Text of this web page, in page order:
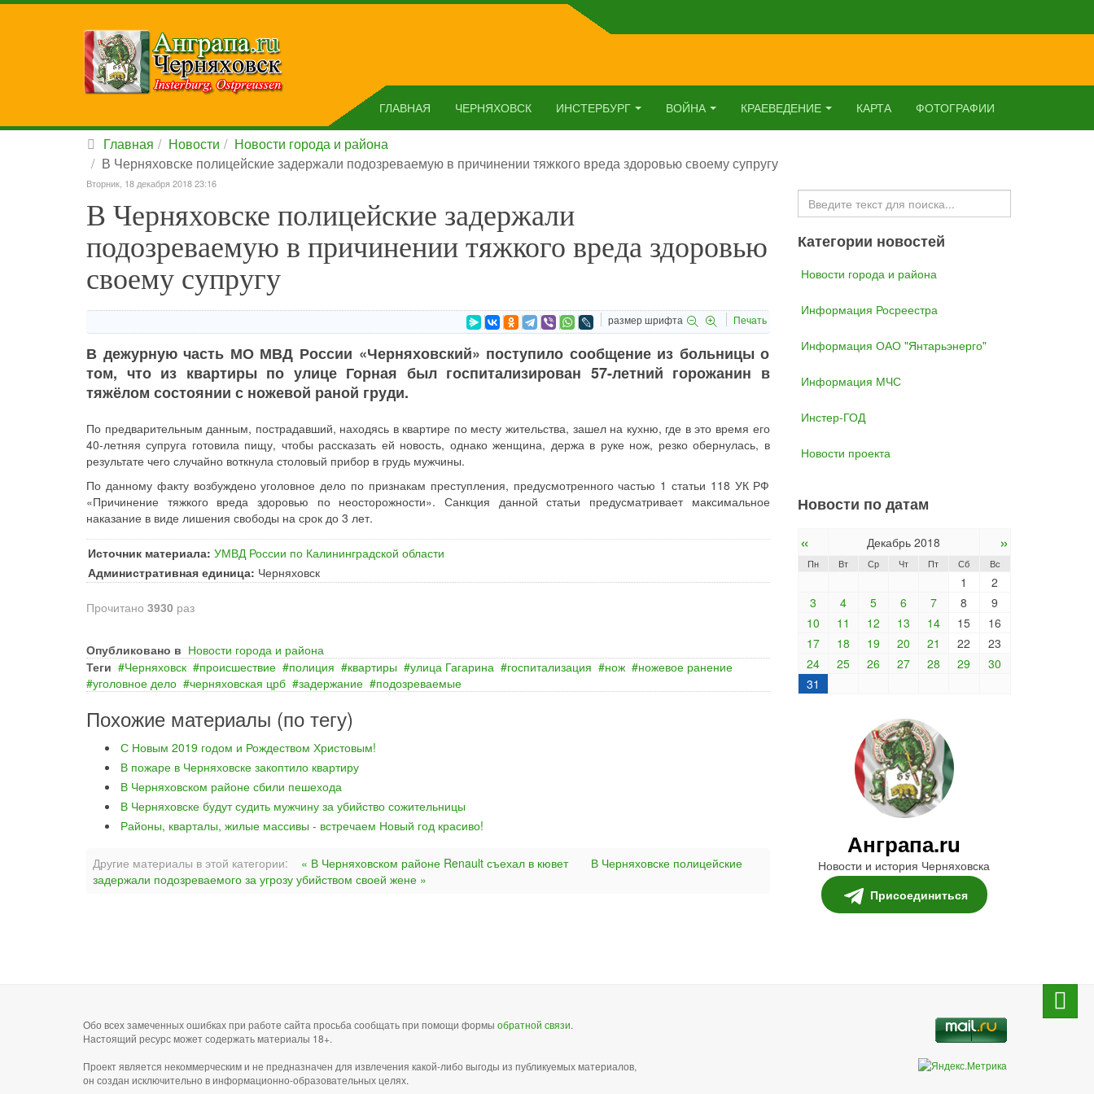
ГЛАВНАЯ ЧЕРНЯХОВСК ИНСТЕРБУРГ ВОЙНА КРАЕВЕДЕНИЕ КАРТА ФОТОГРАФИИ
Главная Новости
Новости города и района
В Черняховске полицейские задержали подозреваемую в причинении тяжкого вреда здоровью своему супругу
Вторник, 18 декабря 2018 23:16
В Черняховске полицейские задержали
подозреваемую в причинении тяжкого вреда здоровью
своему супругу
размер шрифта Печать
В дежурную часть МО МВД России «Черняховский» поступило сообщение из больницы о
том, что из квартиры по улице Горная был госпитализирован 57-летний горожанин в
тяжёлом состоянии с ножевой раной груди.
По предварительным данным, пострадавший, находясь в квартире по месту жительства, зашел на кухню, где в это время его
40-летняя супруга готовила пищу, чтобы рассказать ей новость, однако женщина, держа в руке нож, резко обернулась, в
результате чего случайно воткнула столовый прибор в грудь мужчины.
По данному факту возбуждено уголовное дело по признакам преступления, предусмотренного частью 1 статьи 118 УК РФ
«Причинение тяжкого вреда здоровью по неосторожности». Санкция данной статьи предусматривает максимальное
наказание в виде лишения свободы на срок до 3 лет.
Источник материала: УМВД России по Калининградской области
Административная единица: Черняховск
Прочитано 3930 раз
Опубликовано в Новости города и района
Теги
Черняховск происшествие полиция квартиры улица Гагарина госпитализация нож
ножевое ранение
уголовное дело
черняховская црб задержание подозреваемые
Похожие материалы (по тегу)
С Новым 2019 годом и Рождеством Христовым!
В пожаре в Черняховске закоптило квартиру
В Черняховском районе сбили пешехода
В Черняховске будут судить мужчину за убийство сожительницы
Районы, кварталы, жилые массивы - встречаем Новый год красиво!
Другие материалы в этой категории: « В Черняховском районе Renault съехал в кювет
В Черняховске полицейские
задержали подозреваемого за угрозу убийством своей жене »
Искать...
Категории новостей
Новости города и района
Информация Росреестра
Информация ОАО "Янтарьэнерго"
Информация МЧС
Инстер-ГОД
Новости проекта
Новости по датам
« Декабрь 2018 »
Пн Вт Ср Чт Пт Сб Вс
1
2
3
4 5 6 7 8
9
10
11 12 13 14 15
16
17
18 19 20 21 22
23
24
25 26 27 28 29
30
31
Анграпа.ru
Новости и история Черняховска
Присоединиться
Обо всех замеченных ошибках при работе сайта просьба сообщать при помощи формы обратной связи.
Настоящий ресурс может содержать материалы 18+.
Проект является некоммерческим и не предназначен для извлечения какой-либо выгоды из публикуемых материалов,
он создан исключительно в информационно-образовательных целях.